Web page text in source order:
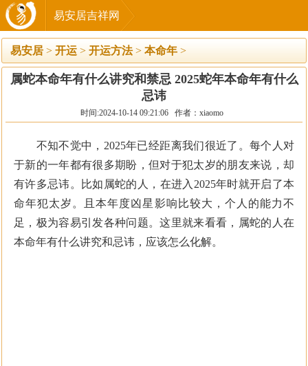
易安居吉祥网
易安居 > 开运 > 开运方法> 本命年 >
属蛇本命年有什么讲究和禁忌 2025蛇年本命年有什么
忌讳
时间:2024-10-14 09:21:06 作者：xiaomo
不知不觉中，2025年已经距离我们很近了。每个人对
于新的一年都有很多期盼，但对于犯太岁的朋友来说，却
有许多忌讳。比如属蛇的人，在进入2025年时就开启了本
命年犯太岁。且本年度凶星影响比较大，个人的能力不
足，极为容易引发各种问题。这里就来看看，属蛇的人在
本命年有什么讲究和忌讳，应该怎么化解。